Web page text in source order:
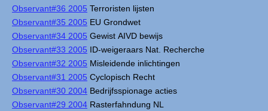
Observant#36 2005 Terroristen lijsten
Observant#35 2005 EU Grondwet
Observant#34 2005 Gewist AIVD bewijs
Observant#33 2005 ID-weigeraars Nat. Recherche
Observant#32 2005 Misleidende inlichtingen
Observant#31 2005 Cyclopisch Recht
Observant#30 2004 Bedrijfsspionage acties
Observant#29 2004 Rasterfahndung NL